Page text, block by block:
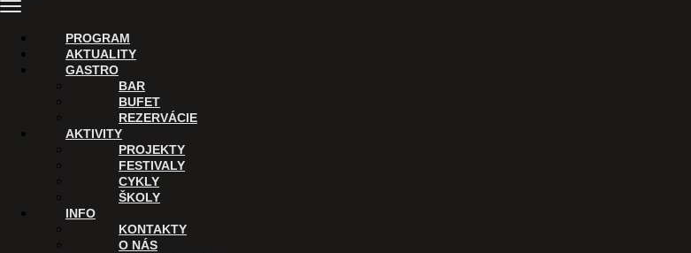
PROGRAM
AKTUALITY
GASTRO
BAR
BUFET
REZERVÁCIE
AKTIVITY
PROJEKTY
FESTIVALY
CYKLY
ŠKOLY
INFO
KONTAKTY
O NÁS